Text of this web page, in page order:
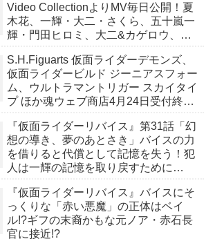
Video CollectionよりMV毎日公開！夏
木花、一輝・大二・さくら、五十嵐一
輝・門田ヒロミ、大二&カゲロウ、さ
S.H.Figuarts 仮面ライダーデモンズ、
仮面ライダービルド ジーニアスフォー
ム、ウルトラマントリガー スカイタイ
プ ほか魂ウェブ商店4月24日受付終
『仮面ライダーリバイス』第31話「幻
想の導き、夢のあとさき」バイスの力
を借りると代償として記憶を失う！犯
人は一輝の記憶を取り戻すために…
『仮面ライダーリバイス』バイスにそ
っくりな「赤い悪魔」の正体はベイ
ル!?ギフの末裔かもな元ノア・赤石長
官に接近!?